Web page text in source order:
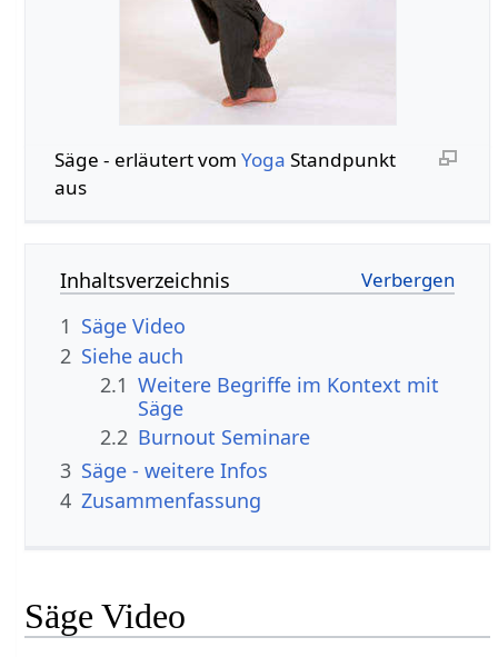
Säge‏‎ - erläutert vom Yoga Standpunkt
aus
Inhaltsverzeichnis
1
Säge‏‎ Video
2 Siehe auch
2.1 Weitere Begriffe im Kontext mit
2.2 Burnout Seminare
3
Säge‏‎ - weitere Infos
4 Zusammenfassung
Säge‏‎ Video